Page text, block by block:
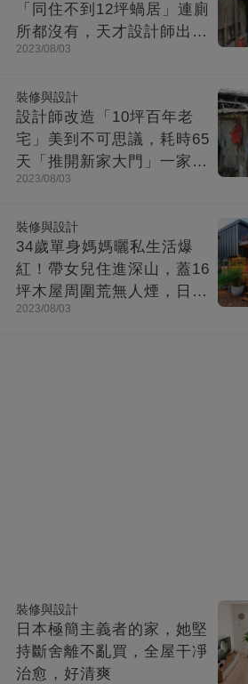
「同住不到12坪蝸居」連廁
所都沒有，天才設計師出馬
「打造功能齊全迷你房」成
2023/08/03
裝修與設計
設計師改造「10坪百年老
宅」美到不可思議，耗時65
天「推開新家大門」一家8
口哭了
2023/08/03
裝修與設計
34歲單身媽媽曬私生活爆
紅！帶女兒住進深山，蓋16
坪木屋周圍荒無人煙，日子
快活似神仙
2023/08/03
裝修與設計
日本極簡主義者的家，她堅
持斷舍離不亂買，全屋干凈
治愈，好清爽